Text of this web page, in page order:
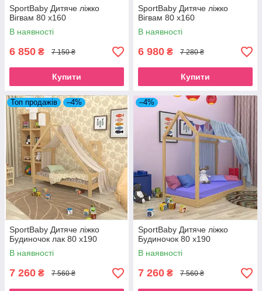
SportBaby Дитяче ліжко
Вігвам 80 х160
В наявності
6 850 ₴ 7 150 ₴
Купити
SportBaby Дитяче ліжко
Вігвам 80 х160
В наявності
6 980 ₴ 7 280 ₴
Купити
Топ продажів –4%
SportBaby Дитяче ліжко
Будиночок лак 80 х190
В наявності
7 260 ₴ 7 560 ₴
–4%
SportBaby Дитяче ліжко
Будиночок 80 х190
В наявності
7 260 ₴ 7 560 ₴